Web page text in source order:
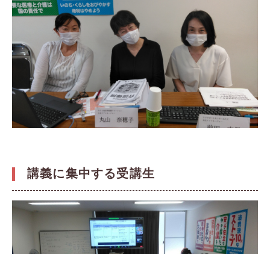
講義に集中する受講生